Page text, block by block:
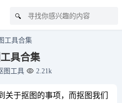
🔍
工具合集
具合集
图工具 2.21k
关于抠图的事项，而抠图我们